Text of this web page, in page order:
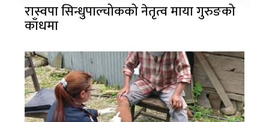
रास्वपा सिन्धुपाल्चोकको नेतृत्व माया गुरुङको
काँधमा